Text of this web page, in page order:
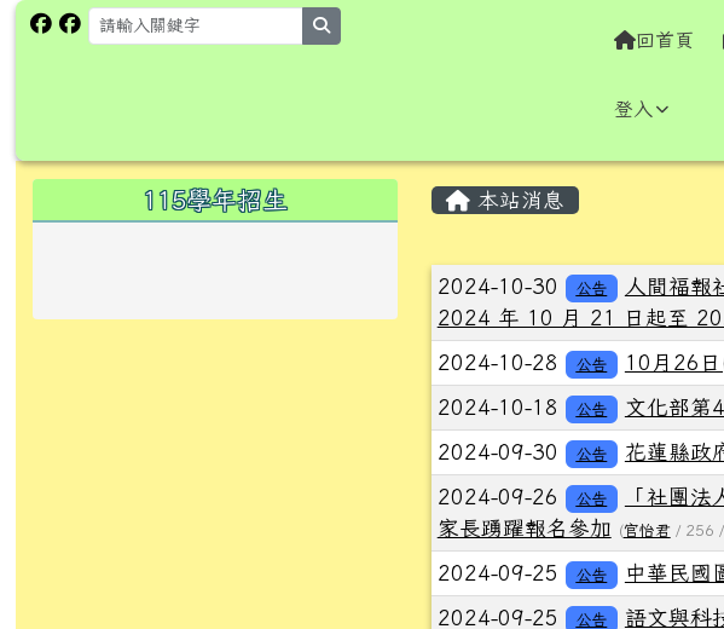
跳至主內容區
花蓮縣卓溪鄉卓楓國民小學全球
回首頁
登入
左邊區域內容
115學年招生 主內容區域
本站消息
文章列表
2024-10-30 公告
人間福報
2024 年 10 月 21 日起至
2024-10-28 公告 10月26
2024-10-18 公告 文化部第
2024-09-30 公告 花蓮縣政
2024-09-26 公告
「社團
家長踴躍報名參加
(官怡君 / 256 /
2024-09-25 公告 中華民國
2024-09-25 公告 語文與科
頁尾區域